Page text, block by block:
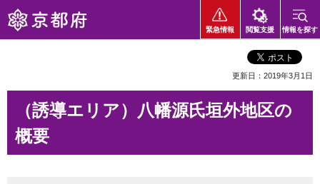
京都府
緊急情報 閲覧支援 情報を探す
更新日：2019年3月1日
（誘導エリア）八幡源氏垣外地区の
概要